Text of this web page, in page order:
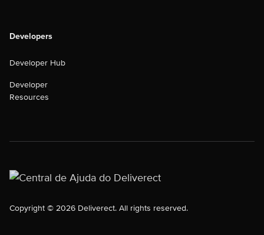
Developers
Developer Hub
Developer
Resources
Copyright © 2026 Deliverect. All rights reserved.